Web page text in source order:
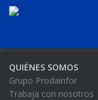
QUIÉNES SOMOS
Grupo Prodainfor
Trabaja con nosotros